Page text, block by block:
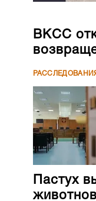
ВКСС
Пастух